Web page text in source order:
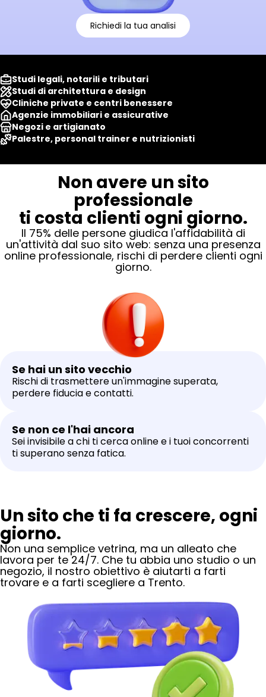
Richiedi la tua analisi
Studi legali, notarili e tributari
Studi di architettura e design
Cliniche private e centri benessere
Agenzie immobiliari e assicurative
Negozi e artigianato
Palestre, personal trainer e nutrizionisti
Non avere un sito
professionale
ti costa clienti ogni giorno.
Il 75% delle persone giudica l'affidabilità di
un'attività dal suo sito web: senza una presenza
online professionale, rischi di perdere clienti ogni
giorno.
Se hai un sito vecchio
Rischi di trasmettere un'immagine superata,
perdere fiducia e contatti.
Se non ce l'hai ancora
Sei invisibile a chi ti cerca online e i tuoi concorrenti
ti superano senza fatica.
Un sito che ti fa crescere, ogni
giorno.
Non una semplice vetrina, ma un alleato che
lavora per te 24/7. Che tu abbia uno studio o un
negozio, il nostro obiettivo è aiutarti a farti
trovare e a farti scegliere a Trento.